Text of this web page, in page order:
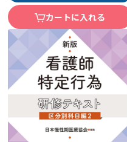
カートに入れる